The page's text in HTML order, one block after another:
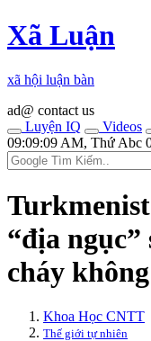
Xã Luận
xã hội luận bàn
ad@ contact us
Luyện IQ
Videos
09:09:09 AM, Thứ Abc
“địa ngục”
cháy
Khoa Học CNTT
Thế giới tự nhiên